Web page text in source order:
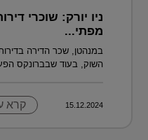
ניו יורק: שוכרי
מפתי...
במנהטן, שכר הדירה
השוק, בעוד שבברונקס הפער
15.12.2024 קרא